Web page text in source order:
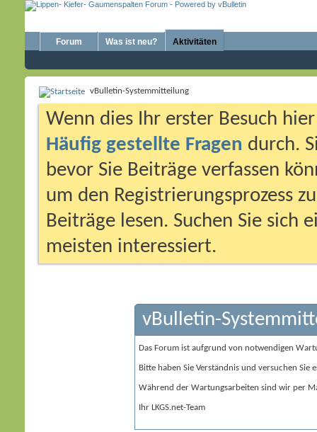
Forum Was ist neu? Aktivitäten
vBulletin-Systemmitteilung
Wenn dies Ihr erster Besuch
Häufig gestellte Fragen durch.
bevor Sie Beiträge verfassen
um den Registrierungsprozess
Beiträge lesen. Suchen Sie sich
meisten interessiert.
vBulletin-
Das Forum ist aufgrund von notwendigen
Bitte haben Sie Verständnis und versuchen Sie
Während der Wartungsarbeiten sind wir per
Ihr LKGS.net-Team